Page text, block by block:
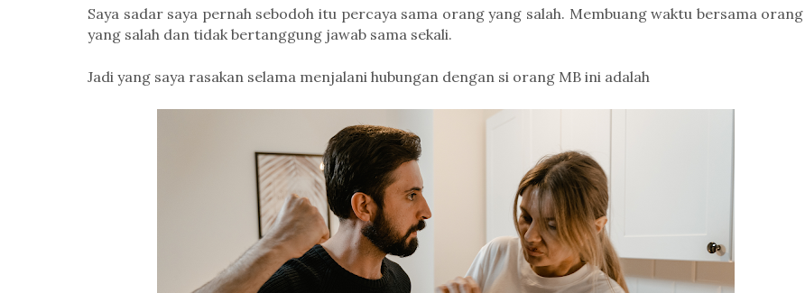
Saya sadar saya pernah sebodoh itu percaya sama orang yang salah. Membuang waktu bersama orang
yang salah dan tidak bertanggung jawab sama sekali.
Jadi yang saya rasakan selama menjalani hubungan dengan si orang MB ini adalah